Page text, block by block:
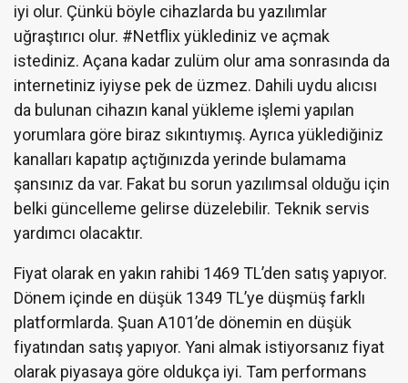
iyi olur. Çünkü böyle cihazlarda bu yazılımlar
uğraştırıcı olur. #Netflix yüklediniz ve açmak
istediniz. Açana kadar zulüm olur ama sonrasında da
internetiniz iyiyse pek de üzmez. Dahili uydu alıcısı
da bulunan cihazın kanal yükleme işlemi yapılan
yorumlara göre biraz sıkıntıymış. Ayrıca yüklediğiniz
kanalları kapatıp açtığınızda yerinde bulamama
şansınız da var. Fakat bu sorun yazılımsal olduğu için
belki güncelleme gelirse düzelebilir. Teknik servis
yardımcı olacaktır.
Fiyat olarak en yakın rahibi 1469 TL’den satış yapıyor.
Dönem içinde en düşük 1349 TL’ye düşmüş farklı
platformlarda. Şuan A101’de dönemin en düşük
fiyatından satış yapıyor. Yani almak istiyorsanız fiyat
olarak piyasaya göre oldukça iyi. Tam performans